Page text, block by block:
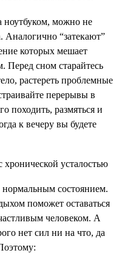
ноутбуком, можно не
Аналогично “затекают”
которых мешает
Перед сном старайтесь
растереть проблемные
перерывы в
походить, размяться и
к вечеру вы будете
состоянием.
поможет оставаться
человеком. А
нет сил ни на что, да